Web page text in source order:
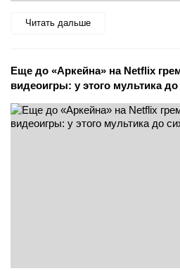
Читать дальше
Еще до «Аркейна» на Netflix
видеоигры: у этого мультика